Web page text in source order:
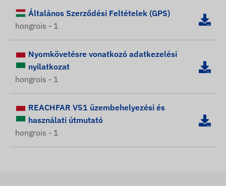
Általános Szerződési Feltételek (GPS)
hongrois - 1
Nyomkövetésre vonatkozó adatkezelési
nyilatkozat
hongrois - 1
REACHFAR V51 üzembehelyezési és
használati útmutató
hongrois - 1